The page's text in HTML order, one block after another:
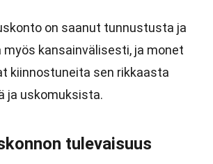
on saanut tunnustusta ja
kansainvälisesti, ja monet
kiinnostuneita sen rikkaasta
ja uskomuksista.
tulevaisuus